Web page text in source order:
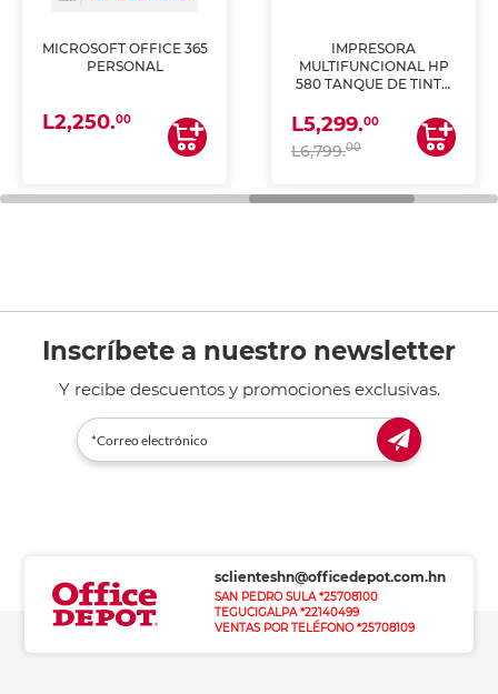
MICROSOFT OFFICE 365
PERSONAL
L2,250.00
IMPRESORA
MULTIFUNCIONAL HP
580 TANQUE DE TINTA
ESCANEA)
L5,299.00
L6,799.00
Inscríbete a nuestro newsletter
Y recibe descuentos y promociones exclusivas.
sclienteshn@officedepot.com.hn
SAN PEDRO SULA *25708100
TEGUCIGALPA *22140499
VENTAS POR TELÉFONO *25708109